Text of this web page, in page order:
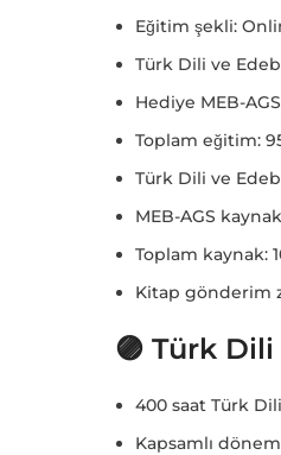
Eğitim şekli:
Türk Dili ve
Hediye MEB-
Toplam eğitim:
Türk Dili ve
MEB-AGS
Toplam kaynak:
Kitap gönderim
🟣 Türk
400 saat Türk
Kapsamlı